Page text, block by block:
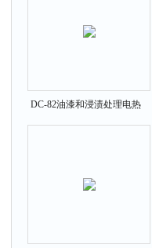
DC-82油漆和浸渍处理电热
密闭干燥箱